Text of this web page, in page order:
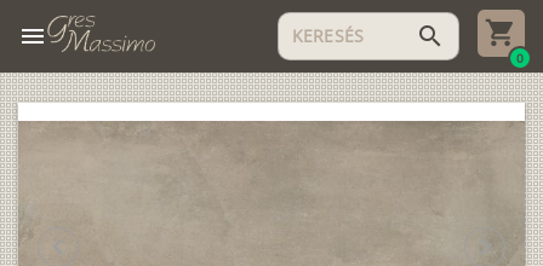
menu search
0
chevron_right